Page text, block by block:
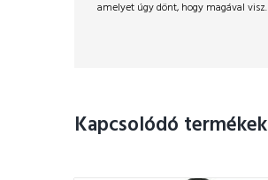
amelyet úgy dönt, hogy magával visz.
Kapcsolódó termékek